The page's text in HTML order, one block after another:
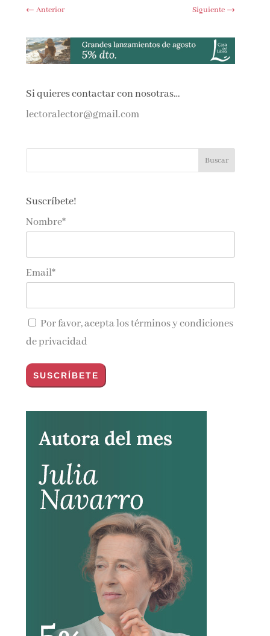
←Anterior Siguiente→
Si quieres contactar con nosotras…
lectoralector@gmail.com
Suscríbete!
Nombre*
Email*
Por favor, acepta lostérminos y condiciones
de privacidad